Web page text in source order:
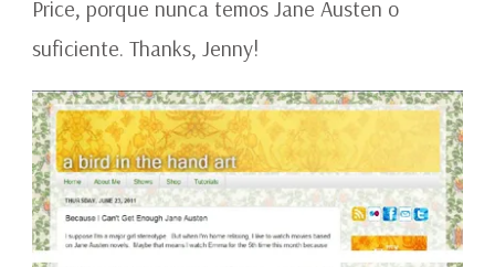
Price, porque nunca temos Jane Austen o
suficiente. Thanks, Jenny!